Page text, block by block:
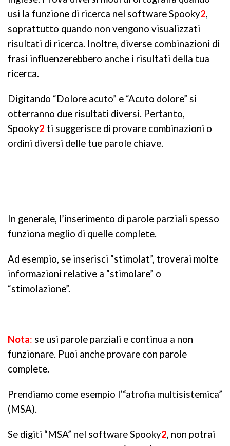
usi la funzione di ricerca nel software Spooky2,
soprattutto quando non vengono visualizzati
risultati di ricerca. Inoltre, diverse combinazioni di
frasi influenzerebbero anche i risultati della tua
ricerca.
Digitando “Dolore acuto” e “Acuto dolore” si
otterranno due risultati diversi. Pertanto,
Spooky2 ti suggerisce di provare combinazioni o
ordini diversi delle tue parole chiave.
In generale, l’inserimento di parole parziali spesso
funziona meglio di quelle complete.
Ad esempio, se inserisci “stimolat”, troverai molte
informazioni relative a “stimolare” o
“stimolazione”.
Nota: se usi parole parziali e continua a non
funzionare. Puoi anche provare con parole
complete.
Prendiamo come esempio l’“atrofia multisistemica”
(MSA).
Se digiti “MSA” nel software Spooky2, non potrai